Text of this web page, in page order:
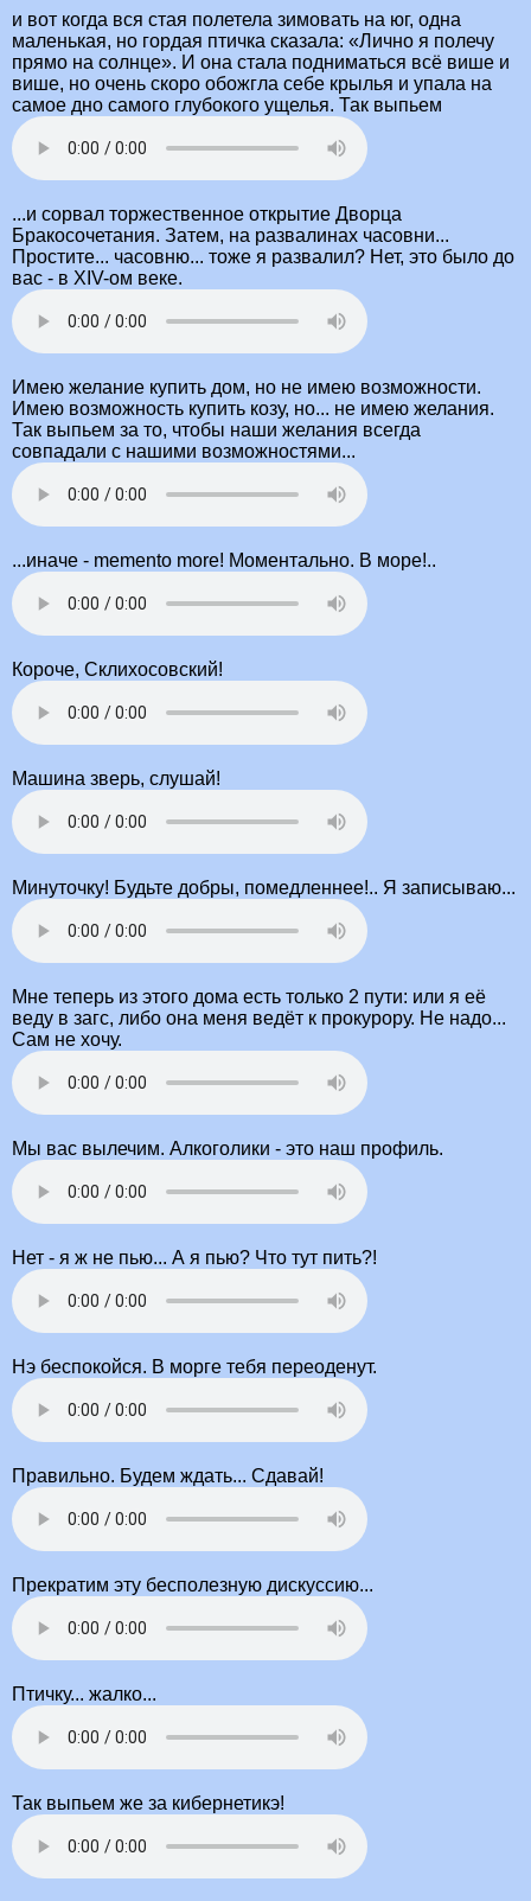
и вот когда вся стая полетела зимовать на юг, одна
маленькая, но гордая птичка сказала: «Лично я полечу
прямо на солнце». И она стала подниматься всё више и
више, но очень скоро обожгла себе крылья и упала на
самое дно самого глубокого ущелья. Так выпьем
...и сорвал торжественное открытие Дворца
Бракосочетания. Затем, на развалинах часовни...
Простите... часовню... тоже я развалил? Нет, это было до
вас - в XIV-ом веке.
Имею желание купить дом, но не имею возможности.
Имею возможность купить козу, но... не имею желания.
Так выпьем за то, чтобы наши желания всегда
совпадали с нашими возможностями...
...иначе - memento more! Моментально. В море!..
Короче, Склихосовский!
Машина зверь, слушай!
Минуточку! Будьте добры, помедленнее!.. Я записываю...
Мне теперь из этого дома есть только 2 пути: или я её
веду в загс, либо она меня ведёт к прокурору. Не надо...
Сам не хочу.
Мы вас вылечим. Алкоголики - это наш профиль.
Нет - я ж не пью... А я пью? Что тут пить?!
Нэ беспокойся. В морге тебя переоденут.
Правильно. Будем ждать... Сдавай!
Прекратим эту бесполезную дискуссию...
Птичку... жалко...
Так выпьем же за кибернетикэ!